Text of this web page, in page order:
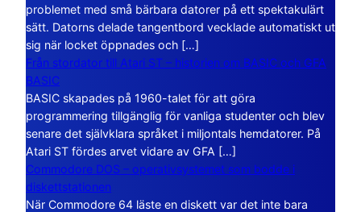
problemet med små bärbara datorer på ett spektakulärt
sätt. Datorns delade tangentbord vecklade automatiskt ut
sig när locket öppnades och […]
Från stordator till Atari ST – historien om BASIC och GFA
BASIC
BASIC skapades på 1960-talet för att göra
programmering tillgänglig för vanliga studenter och blev
senare det självklara språket i miljontals hemdatorer. På
Atari ST fördes arvet vidare av GFA […]
Commodore DOS – operativsystemet som bodde i
diskettstationen
När Commodore 64 läste en diskett var det inte bara